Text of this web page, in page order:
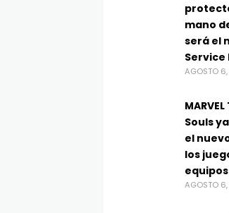
mano
será el
Service
AGOSTO
Souls
el
los
AGOSTO